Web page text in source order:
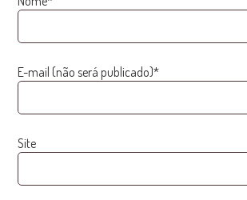
E-mail (não será publicado)*
Site